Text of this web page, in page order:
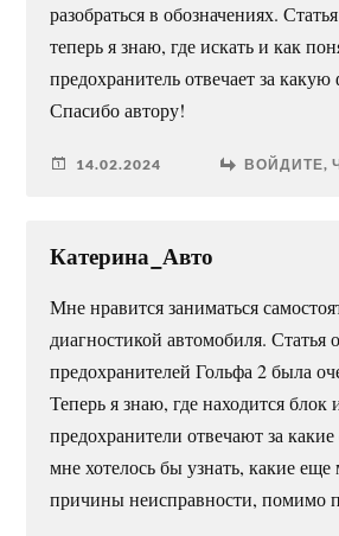
разобраться в обозначениях.
теперь я знаю, где искать и как
предохранитель отвечает за
Спасибо автору!
14.02.2024 ВОЙДИТЕ,
Катерина_Авто
Мне нравится заниматься
диагностикой автомобиля. Статья
предохранителей Гольфа 2 была
Теперь я знаю, где находится блок
предохранители отвечают за
мне хотелось бы узнать, какие еще
причины неисправности, помимо